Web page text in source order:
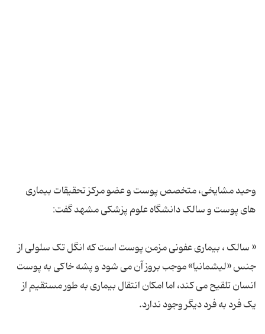
وحید مشایخی، متخصص پوست و عضو مرکز تحقیقات بیماری
« سالک ، بیماری عفونی مزمن پوست است که انگل تک سلولی از
جنس «لیشمانیا» موجب بروز آن می شود و پشه خاکی به پوست
انسان تلقیح می کند، اما امکان انتقال بیماری به طور مستقیم از